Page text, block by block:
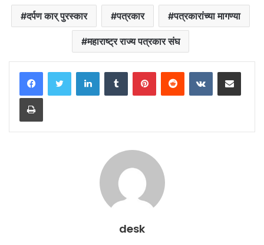
दर्पण कार् पुरस्कार पत्रकार पत्रकारांच्या मागण्या
महाराष्ट्र राज्य पत्रकार संघ
LinkedInTumblr PinterestReddit VKontakteShare via Email
Print
desk